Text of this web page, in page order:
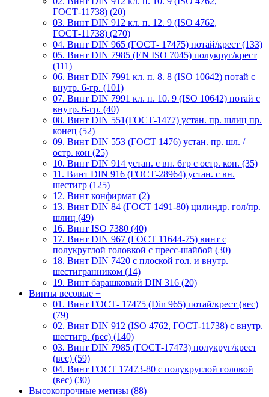
ГОСТ-11738) (20)
03. Винт DIN 912 кл. п. 12. 9 (ISO 4762,
ГОСТ-11738) (270)
04. Винт DIN 965 (ГОСТ- 17475) потай/крест (133)
05. Винт DIN 7985 (EN ISO 7045) полукруг/крест
(111)
06. Винт DIN 7991 кл. п. 8. 8 (ISO 10642) потай с
внутр. 6-гр. (101)
07. Винт DIN 7991 кл. п. 10. 9 (ISO 10642) потай с
внутр. 6-гр. (40)
08. Винт DIN 551(ГОСТ-1477) устан. пр. шлиц пр.
конец (52)
09. Винт DIN 553 (ГОСТ 1476) устан. пр. шл. /
остр. кон (25)
10. Винт DIN 914 устан. с вн. 6гр с остр. кон. (35)
11. Винт DIN 916 (ГОСТ-28964) устан. с вн.
шестигр (125)
12. Винт конфирмат (2)
13. Винт DIN 84 (ГОСТ 1491-80) цилиндр. гол/пр.
шлиц (49)
16. Винт ISO 7380 (40)
17. Винт DIN 967 (ГОСТ 11644-75) винт с
полукруглой головкой с пресс-шайбой (30)
18. Винт DIN 7420 с плоской гол. и внутр.
шестигранником (14)
19. Винт барашковый DIN 316 (20)
Винты весовые +
01. Винт ГОСТ- 17475 (Din 965) потай/крест (вес)
(79)
02. Винт DIN 912 (ISO 4762, ГОСТ-11738) с внутр.
шестигр. (вес) (140)
03. Винт DIN 7985 (ГОСТ-17473) полукруг/крест
(вес) (59)
04. Винт ГОСТ 17473-80 c полукруглой головой
(вес) (30)
Высокопрочные метизы (88)